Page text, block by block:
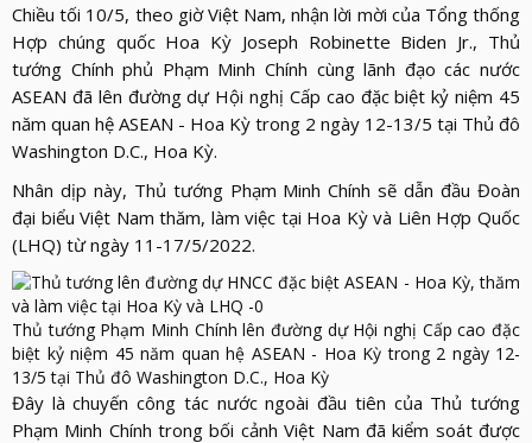
TỚI
BẦU
CỬ
QH
HĐND
TẠP
CHÍ
AN
NINH
NHÂN
DÂN
TIN
TỨC
ĐÀO
NGHIÊN
CỨU
KHOA
HỌC
XÂY
DỰNG
LỰC
LƯỢNG
THƯ
VIỆN
ẢNH
THƯ
VIỆN
VIDEO
LIÊN
HỆ
Chiều tối 10/5, theo giờ Việt Nam, nhận lời mời của Tổng thống
Hợp chúng quốc Hoa Kỳ Joseph Robinette Biden Jr., Thủ
tướng Chính phủ Phạm Minh Chính cùng lãnh đạo các nước
ASEAN đã lên đường dự Hội nghị Cấp cao đặc biệt kỷ niệm 45
năm quan hệ ASEAN - Hoa Kỳ trong 2 ngày 12-13/5 tại Thủ đô
Washington D.C., Hoa Kỳ.
Nhân dịp này, Thủ tướng Phạm Minh Chính sẽ dẫn đầu Đoàn
đại biểu Việt Nam thăm, làm việc tại Hoa Kỳ và Liên Hợp Quốc
(LHQ) từ ngày 11-17/5/2022.
Thủ tướng Phạm Minh Chính lên đường dự Hội nghị Cấp cao đặc
biệt kỷ niệm 45 năm quan hệ ASEAN - Hoa Kỳ trong 2 ngày 12-
13/5 tại Thủ đô Washington D.C., Hoa Kỳ
Đây là chuyến công tác nước ngoài đầu tiên của Thủ tướng
Phạm Minh Chính trong bối cảnh Việt Nam đã kiểm soát được